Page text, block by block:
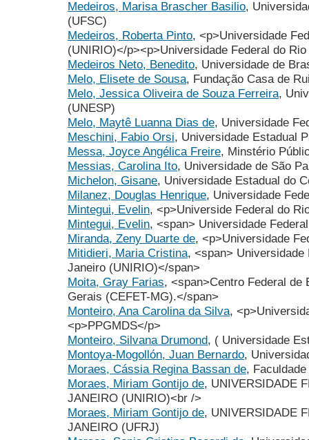
Medeiros, Marisa Brascher Basilio,
(UFSC)
Medeiros, Roberta Pinto, <p>Universidade
(UNIRIO)</p><p>Universidade Federal do
Medeiros Neto, Benedito, Universidade de
Melo, Elisete de Sousa, Fundação Casa de
Melo, Jessica Oliveira de Souza Ferreira,
(UNESP)
Melo, Maytê Luanna Dias de, Universidade
Meschini, Fabio Orsi, Universidade Estadual
Messa, Joyce Angélica Freire, Minstério
Messias, Carolina Ito, Universidade de São
Michelon, Gisane, Universidade Estadual do
Milanez, Douglas Henrique, Universidade
Mintegui, Evelin, <p>Universide Federal do
Mintegui, Evelin, <span> Universidade
Miranda, Zeny Duarte de, <p>Universidade
Mitidieri, Maria Cristina, <span> Universidade
Janeiro (UNIRIO)</span>
Moita, Gray Farias, <span>Centro Federal de
Gerais (CEFET-MG).</span>
Monteiro, Ana Carolina da Silva,
<p>PPGMDS</p>
Monteiro, Silvana Drumond, ( Universidade
Montoya-Mogollón, Juan Bernardo,
Moraes, Cássia Regina Bassan de,
Moraes, Miriam Gontijo de, UNIVERSIDADE
JANEIRO (UNIRIO)<br />
Moraes, Miriam Gontijo de, UNIVERSIDADE
JANEIRO (UFRJ)